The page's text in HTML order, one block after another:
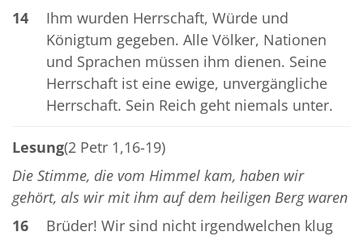
14
Ihm wurden Herrschaft, Würde und
Königtum gegeben. Alle Völker, Nationen
und Sprachen müssen ihm dienen. Seine
Herrschaft ist eine ewige, unvergängliche
Herrschaft. Sein Reich geht niemals unter.
Lesung(2 Petr 1,16-19)
Die Stimme, die vom Himmel kam, haben wir
gehört, als wir mit ihm auf dem heiligen Berg waren
16
Brüder! Wir sind nicht irgendwelchen klug